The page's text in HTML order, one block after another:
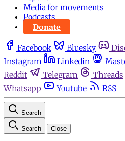
Media for movements
Podcasts
Donate
Facebook Bluesky
Instagram
Linkedin
Reddit
Telegram Threads
Whatsapp
Youtube RSS
Search
Search Close